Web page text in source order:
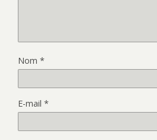
Nom *
E-mail *